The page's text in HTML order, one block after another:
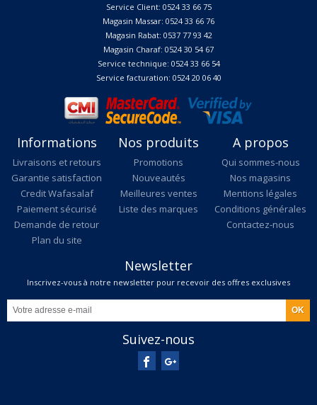
Service Client: 0524 33 66 75
Magasin Massar: 0524 33 66 76
Magasin Rabat: 0537 77 93 42
Magasin Charaf: 0524 30 54 67
Service technique: 0524 33 66 54
Service facturation: 0524 20 06 40
Informations
Livraisons et retours
Garantie satisfaction
Credit Wafasalaf
Paiement sécurisé
Demande de retour
Plan du site
Nos produits
Promotions
Nouveautés
Meilleures ventes
Liste des marques
A propos
Qui sommes-nous
Nos magasins
Mentions légales
Conditions générales
Contactez-nous
Newsletter
Inscrivez-vous à notre newsletter pour recevoir des offres exclusives
Suivez-nous